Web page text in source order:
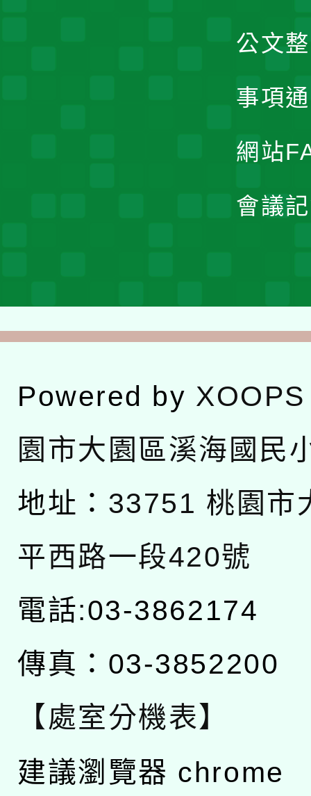
公文
事項
網站
會議
Powered by XOOPS
園市大園區溪海國民
地址： 33751 桃園市
平西路一段420號
電話:03-3862174
傳真：03-3852200
【處室分機表】
建議瀏覽器 chrome